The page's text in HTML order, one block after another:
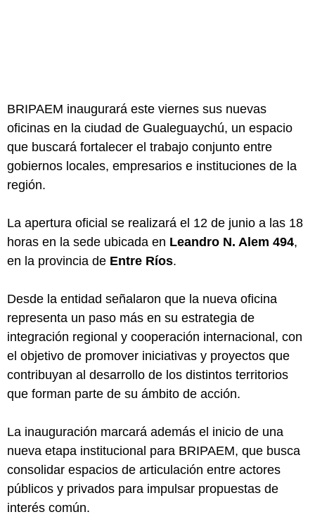
BRIPAEM inaugurará este viernes sus nuevas
oficinas en la ciudad de Gualeguaychú, un espacio
que buscará fortalecer el trabajo conjunto entre
gobiernos locales, empresarios e instituciones de la
región.
La apertura oficial se realizará el 12 de junio a las 18
horas en la sede ubicada en Leandro N. Alem 494,
en la provincia de Entre Ríos.
Desde la entidad señalaron que la nueva oficina
representa un paso más en su estrategia de
integración regional y cooperación internacional, con
el objetivo de promover iniciativas y proyectos que
contribuyan al desarrollo de los distintos territorios
que forman parte de su ámbito de acción.
La inauguración marcará además el inicio de una
nueva etapa institucional para BRIPAEM, que busca
consolidar espacios de articulación entre actores
públicos y privados para impulsar propuestas de
interés común.